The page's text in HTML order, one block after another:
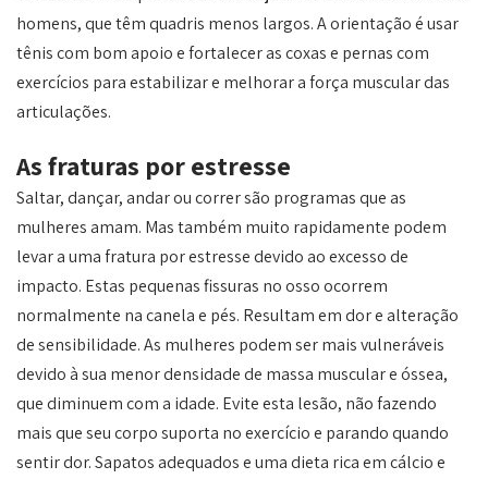
homens, que têm quadris menos largos. A orientação é usar
tênis com bom apoio e fortalecer as coxas e pernas com
exercícios para estabilizar e melhorar a força muscular das
articulações.
As fraturas por estresse
Saltar, dançar, andar ou correr são programas que as
mulheres amam. Mas também muito rapidamente podem
levar a uma fratura por estresse devido ao excesso de
impacto. Estas pequenas fissuras no osso ocorrem
normalmente na canela e pés. Resultam em dor e alteração
de sensibilidade. As mulheres podem ser mais vulneráveis
devido à sua menor densidade de massa muscular e óssea,
que diminuem com a idade. Evite esta lesão, não fazendo
mais que seu corpo suporta no exercício e parando quando
sentir dor. Sapatos adequados e uma dieta rica em cálcio e